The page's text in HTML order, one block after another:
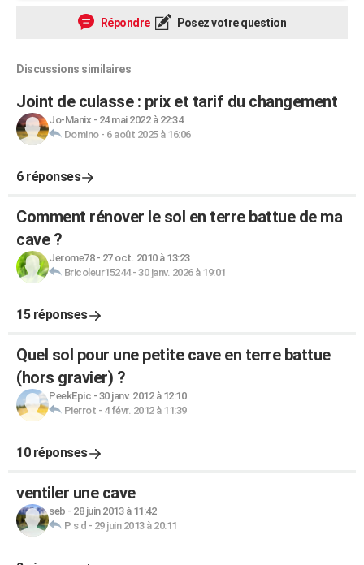
Répondre Posez votre question
Discussions similaires
Joint de culasse : prix et tarif du changement
Jo-Manix - 24 mai 2022 à 22:34
Domino- 6 août 2025 à 16:06
6 réponses
Comment rénover le sol en terre battue de ma
cave ?
Jerome78- 27 oct. 2010 à 13:23
Bricoleur15244- 30 janv. 2026 à 19:01
15 réponses
Quel sol pour une petite cave en terre battue
(hors gravier) ?
PeekEpic - 30 janv. 2012 à 12:10
Pierrot - 4 févr. 2012 à 11:39
10 réponses
ventiler une cave
seb - 28 juin 2013 à 11:42
P s d - 29 juin 2013 à 20:11